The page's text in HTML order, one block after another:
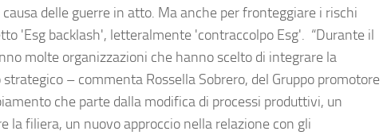
delle guerre in atto. Ma anche per fronteggiare i rischi
'Esg backlash', letteralmente 'contraccolpo Esg'. “Durante il
molte organizzazioni che hanno scelto di integrare la
– commenta Rossella Sobrero, del Gruppo promotore
che parte dalla modifica di processi produttivi, un
la filiera, un nuovo approccio nella relazione con gli